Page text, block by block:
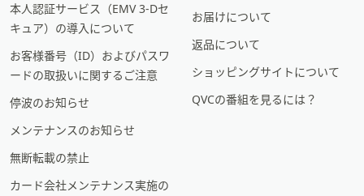
本人認証サービス（EMV 3-Dセ
キュア）の導入について
お客様番号（ID）およびパスワ
ードの取扱いに関するご注意
停波のお知らせ
メンテナンスのお知らせ
無断転載の禁止
カード会社メンテナンス実施の
お届けについて
返品について
ショッピングサイトについて
QVCの番組を見るには？